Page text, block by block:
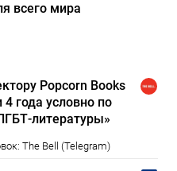
всего мира